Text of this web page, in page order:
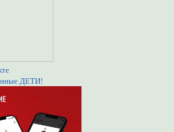
ДЕТИ!